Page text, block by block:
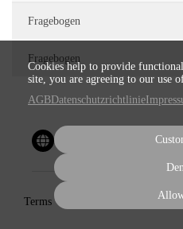
Fragebogen
Fragebogen
Terms
Cookies help to provide
site, you are agreeing to our use
AGB Datenschutzrichtlinie